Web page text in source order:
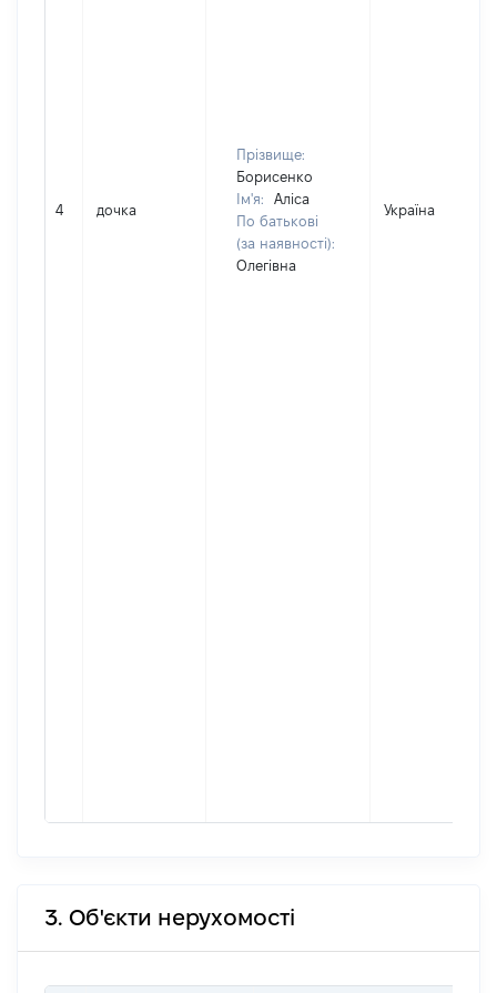
4 дочка
Прізвище:
Борисенко
Ім'я:
Аліса
По батькові
(за наявності):
Олегівна
Україна
3. Об'єкти нерухомості